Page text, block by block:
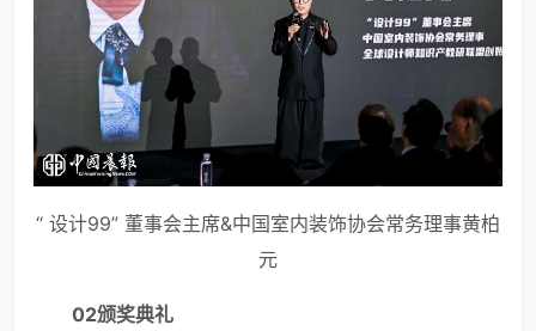
“ 设计99” 董事会主席&中国室内装饰协会常务理事黄柏
元
02颁奖典礼